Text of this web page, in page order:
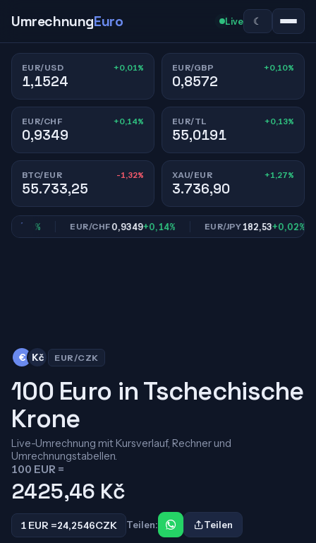
UmrechnungEuro Live ☾
EUR/USD +0,01%
1,1524
EUR/GBP +0,10%
0,8572
EUR/CHF +0,14%
0,9349
EUR/TL +0,13%
55,0191
BTC/EUR -1,32%
55.733,25
XAU/EUR +1,27%
3.736,90
EUR/CHF0,9349+0,14% EUR/JPY182,53+0,02%
€ Kč EUR/CZK
100 Euro in Tschechische
Krone
Live-Umrechnung mit Kursverlauf, Rechner und
Umrechnungstabellen.
100 EUR =
2425,46 Kč
1 EUR =24,2546CZK Teilen: Teilen